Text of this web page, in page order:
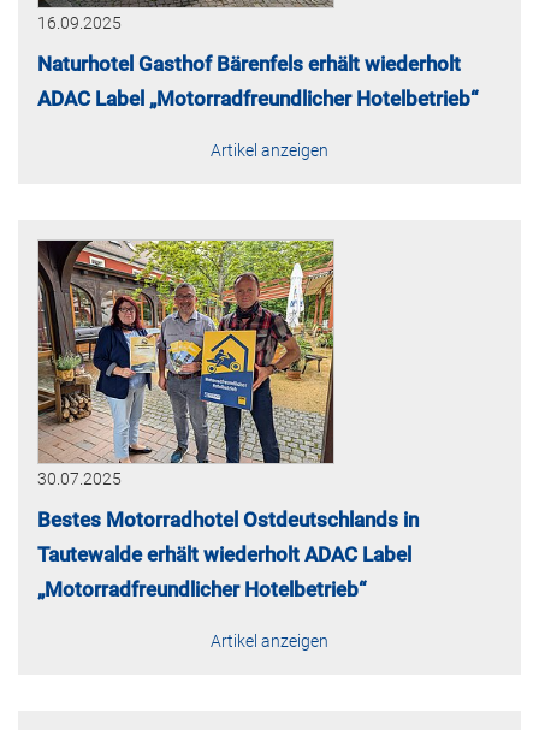
16.09.2025
Naturhotel Gasthof Bärenfels erhält wiederholt
ADAC Label „Motorradfreundlicher Hotelbetrieb“
Artikel anzeigen
30.07.2025
Bestes Motorradhotel Ostdeutschlands in
Tautewalde erhält wiederholt ADAC Label
„Motorradfreundlicher Hotelbetrieb“
Artikel anzeigen